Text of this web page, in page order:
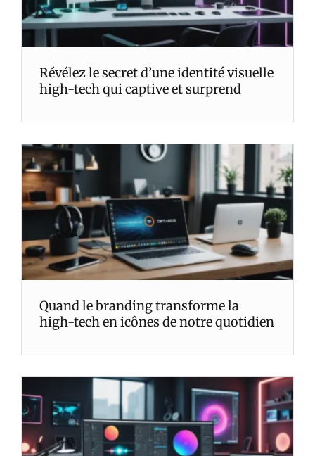
Révélez le secret d’une identité visuelle
high-tech qui captive et surprend
Quand le branding transforme la
high-tech en icônes de notre quotidien